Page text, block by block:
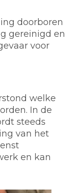
doorboren
gereinigd en
voor
welke
In de
steeds
van het
en kan